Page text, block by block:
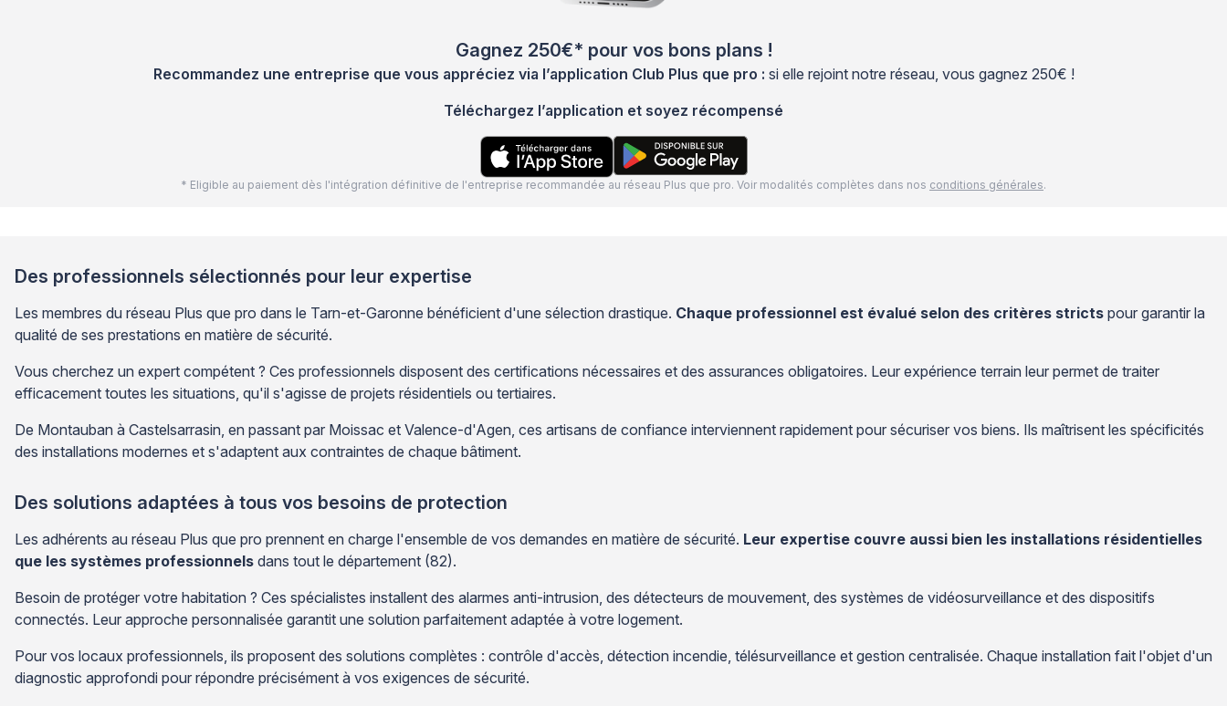
Gagnez 250€* pour vos bons plans !
Recommandez une entreprise que vous appréciez via l’application Club Plus que pro : si elle rejoint notre réseau, vous gagnez 250€ !
Téléchargez l’application et soyez récompensé
* Eligible au paiement dès l'intégration définitive de l'entreprise recommandée au réseau Plus que pro. Voir modalités complètes dans nos conditions générales.
Des professionnels sélectionnés pour leur expertise
Les membres du réseau Plus que pro dans le Tarn-et-Garonne bénéficient d'une sélection drastique. Chaque professionnel est évalué selon des critères stricts pour garantir la
qualité de ses prestations en matière de sécurité.
Vous cherchez un expert compétent ? Ces professionnels disposent des certifications nécessaires et des assurances obligatoires. Leur expérience terrain leur permet de traiter
efficacement toutes les situations, qu'il s'agisse de projets résidentiels ou tertiaires.
De Montauban à Castelsarrasin, en passant par Moissac et Valence-d'Agen, ces artisans de confiance interviennent rapidement pour sécuriser vos biens. Ils maîtrisent les spécificités
des installations modernes et s'adaptent aux contraintes de chaque bâtiment.
Des solutions adaptées à tous vos besoins de protection
Les adhérents au réseau Plus que pro prennent en charge l'ensemble de vos demandes en matière de sécurité. Leur expertise couvre aussi bien les installations résidentielles
que les systèmes professionnels dans tout le département (82).
Besoin de protéger votre habitation ? Ces spécialistes installent des alarmes anti-intrusion, des détecteurs de mouvement, des systèmes de vidéosurveillance et des dispositifs
connectés. Leur approche personnalisée garantit une solution parfaitement adaptée à votre logement.
Pour vos locaux professionnels, ils proposent des solutions complètes : contrôle d'accès, détection incendie, télésurveillance et gestion centralisée. Chaque installation fait l'objet d'un
diagnostic approfondi pour répondre précisément à vos exigences de sécurité.